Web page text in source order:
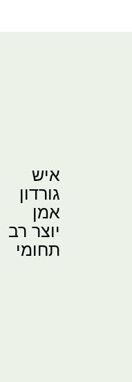
איש
גורדון
אמן
יוצר רב
תחומי